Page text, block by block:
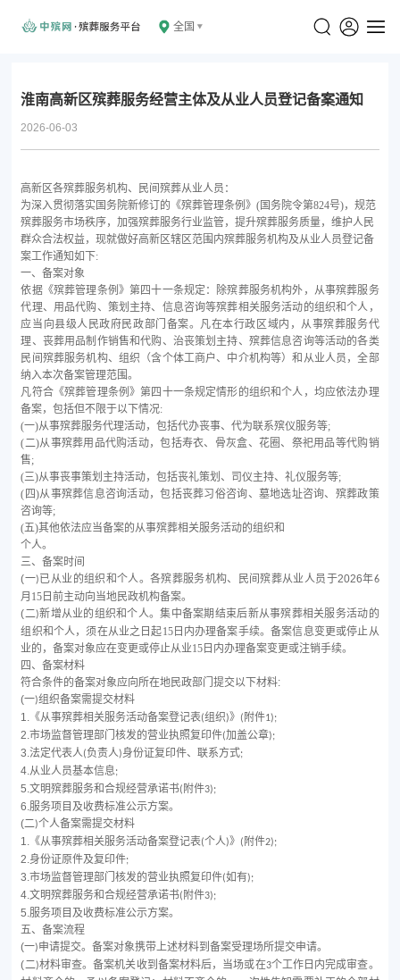
全国
淮南高新区殡葬服务经营主体及从业人员登记备案通知
2026-06-03
高新区各殡葬服务机构、民间殡葬从业人员：
为深入贯彻落实国务院新修订的《殡葬管理条例》(国务院令第824号)，规范
殡葬服务市场秩序，加强殡葬服务行业监管，提升殡葬服务质量，维护人民
群众合法权益，现就做好高新区辖区范围内殡葬服务机构及从业人员登记备
案工作通知如下:
一、备案对象
依据《殡葬管理条例》第四十一条规定：除殡葬服务机构外，从事殡葬服务
代理、用品代购、策划主持、信息咨询等殡葬相关服务活动的组织和个人，
应当向县级人民政府民政部门备案。凡在本行政区域内，从事殡葬服务代
理、丧葬用品制作销售和代购、治丧策划主持、殡葬信息咨询等活动的各类
民间殡葬服务机构、组织（含个体工商户、中介机构等）和从业人员，全部
纳入本次备案管理范围。
凡符合《殡葬管理条例》第四十一条规定情形的组织和个人，均应依法办理
备案，包括但不限于以下情况:
(一)从事殡葬服务代理活动，包括代办丧事、代为联系殡仪服务等;
(二)从事殡葬用品代购活动，包括寿衣、骨灰盒、花圈、祭祀用品等代购销
售;
(三)从事丧事策划主持活动，包括丧礼策划、司仪主持、礼仪服务等;
(四)从事殡葬信息咨询活动，包括丧葬习俗咨询、墓地选址咨询、殡葬政策
咨询等;
(五)其他依法应当备案的从事殡葬相关服务活动的组织和
个人。
三、备案时间
(一)已从业的组织和个人。 各殡葬服务机构、民间殡葬从业人员于2026年6
月 15日前主动向当地民政机构备案。
(二)新增从业的组织和个人。集中备案期结束后新从事殡葬相关服务活动的
组织和个人，须在从业之日起15日内办理备案手续。备案信息变更或停止从
业的，备案对象应在变更或停止从业15日内办理备案变更或注销手续。
四、备案材料
符合条件的备案对象应向所在地民政部门提交以下材料:
(一)组织备案需提交材料
1. 《从事殡葬相关服务活动备案登记表(组织)》 ( 附件1);
2.市场监督管理部门核发的营业执照复印件(加盖公章);
3.法定代表人(负责人)身份证复印件、联系方式;
4.从业人员基本信息;
5.文明殡葬服务和合规经营承诺书( 附件3);
6.服务项目及收费标准公示方案。
(二)个人备案需提交材料
1. 《从事殡葬相关服务活动备案登记表(个人)》 ( 附件2);
2.身份证原件及复印件;
3.市场监督管理部门核发的营业执照复印件(如有);
4.文明殡葬服务和合规经营承诺书( 附件3);
5.服务项目及收费标准公示方案。
五、备案流程
(一)申请提交。备案对象携带上述材料到备案受理场所提交申请。
(二)材料审查。备案机关收到备案材料后，当场或在3个工作日内完成审查。